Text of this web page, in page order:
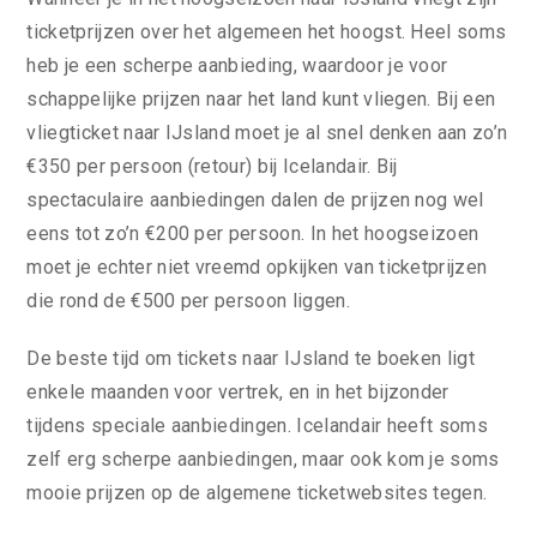
ticketprijzen over het algemeen het hoogst. Heel soms
heb je een scherpe aanbieding, waardoor je voor
schappelijke prijzen naar het land kunt vliegen. Bij een
vliegticket naar IJsland moet je al snel denken aan zo’n
€350 per persoon (retour) bij Icelandair. Bij
spectaculaire aanbiedingen dalen de prijzen nog wel
eens tot zo’n €200 per persoon. In het hoogseizoen
moet je echter niet vreemd opkijken van ticketprijzen
die rond de €500 per persoon liggen.
De beste tijd om tickets naar IJsland te boeken ligt
enkele maanden voor vertrek, en in het bijzonder
tijdens speciale aanbiedingen. Icelandair heeft soms
zelf erg scherpe aanbiedingen, maar ook kom je soms
mooie prijzen op de algemene ticketwebsites tegen.